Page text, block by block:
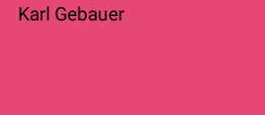
Karl Gebauer